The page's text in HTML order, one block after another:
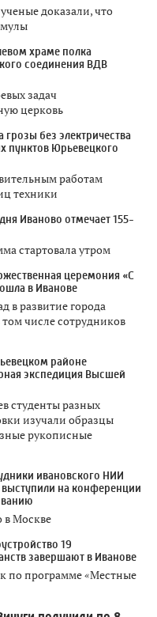
доказали, что
храме полка
соединения ВДВ
задач
церковь
грозы без электричества
пунктов Юрьевецкого
работам
техники
Иваново отмечает 155-
стартовала утром
церемония «С
в Иванове
в развитие города
числе сотрудников
районе
экспедиция Высшей
студенты разных
изучали образцы
рукописные
ивановского НИИ
выступили на конференции
Москве
19
завершают в Иванове
по программе «Местные